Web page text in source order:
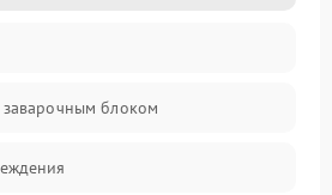
блоком